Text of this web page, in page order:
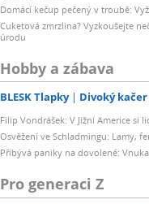
Domácí kečup pečený v troubě:
Cuketová zmrzlina? Vyzkoušejte
úrodu
Hobby a zábava
BLESK Tlapky Divoký kačer
Filip Vondrášek: V Jižní Americe
Osvěžení ve Schladmingu: Lamy,
Přibývá paniky na dovolené:
Pro generaci Z